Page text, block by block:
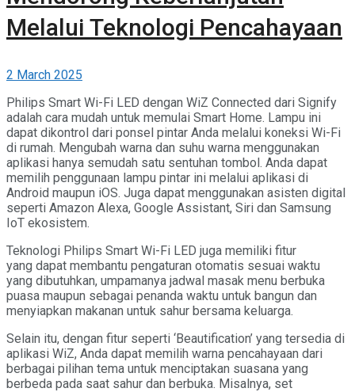
Melalui Teknologi Pencahayaan
2 March 2025
Philips Smart Wi-Fi LED dengan WiZ Connected dari Signify
adalah cara mudah untuk memulai Smart Home. Lampu ini
dapat dikontrol dari ponsel pintar Anda melalui koneksi Wi-Fi
di rumah. Mengubah warna dan suhu warna menggunakan
aplikasi hanya semudah satu sentuhan tombol. Anda dapat
memilih penggunaan lampu pintar ini melalui aplikasi di
Android maupun iOS. Juga dapat menggunakan asisten digital
seperti Amazon Alexa, Google Assistant, Siri dan Samsung
IoT ekosistem.
Teknologi Philips Smart Wi-Fi LED juga memiliki fitur
yang dapat membantu pengaturan otomatis sesuai waktu
yang dibutuhkan, umpamanya jadwal masak menu berbuka
puasa maupun sebagai penanda waktu untuk bangun dan
menyiapkan makanan untuk sahur bersama keluarga.
Selain itu, dengan fitur seperti ‘Beautification’ yang tersedia di
aplikasi WiZ, Anda dapat memilih warna pencahayaan dari
berbagai pilihan tema untuk menciptakan suasana yang
berbeda pada saat sahur dan berbuka. Misalnya, set